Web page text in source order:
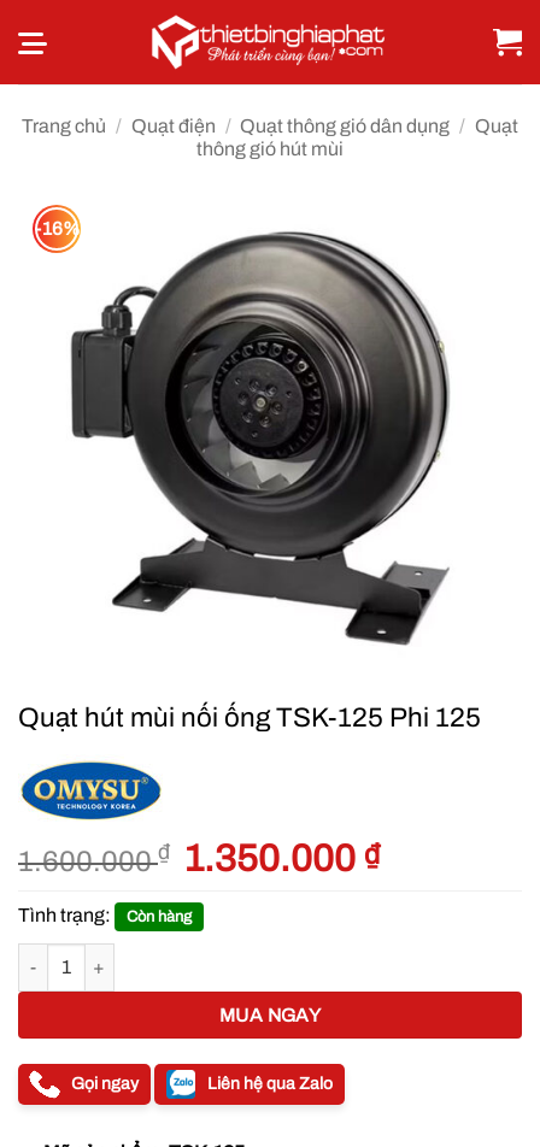
qua
Trang chủ / Quạt điện / Quạt thông gió dân dụng / Quạt
thông gió hút mùi
-16%
Quạt hút mùi nối ống TSK-125 Phi 125
1.600.000₫
Giá
gốc
là:
1.600.000 ₫.
1.350.000 ₫Giá
Tình trạng: Còn hàng
MUA NGAY
Gọi ngay Liên hệ qua Zalo